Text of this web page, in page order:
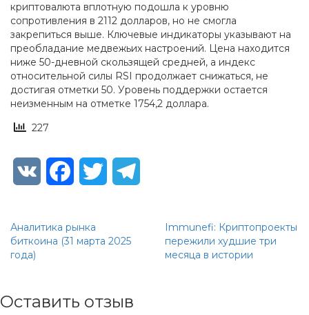
криптовалюта вплотную подошла к уровню
сопротивления в 2112 долларов, но не смогла
закрепиться выше. Ключевые индикаторы указывают на
преобладание медвежьих настроений. Цена находится
ниже 50-дневной скользящей средней, а индекс
относительной силы RSI продолжает снижаться, не
достигая отметки 50. Уровень поддержки остается
неизменным на отметке 1754,2 доллара.
227
VK FacebookTwitter
Аналитика рынка
биткоина (31 марта 2025
года)
Immunefi: Криптопроекты
пережили худшие три
месяца в истории
Оставить отзыв